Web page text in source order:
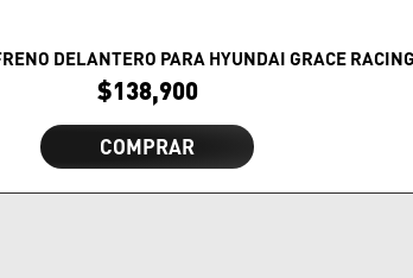
DELANTERO PARA HYUNDAI GRACE
$138,900
COMPRAR